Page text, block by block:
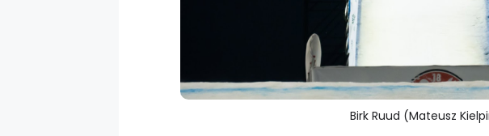
Birk Ruud (Mateusz